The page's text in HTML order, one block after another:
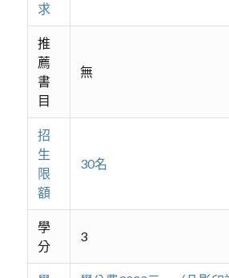
求
推
薦
書
目
無
招
生
限
額
30名
學
分
3